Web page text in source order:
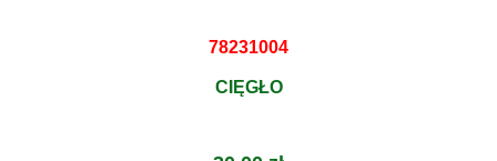
78231004
CIĘGŁO